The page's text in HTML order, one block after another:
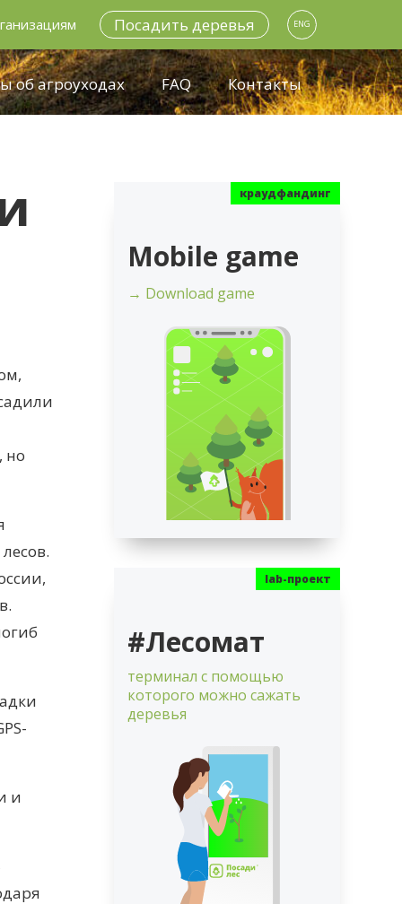
Посадить деревья ENG
об агроуходах FAQ Контакты
но
и
Mobile game
→ Download game
#Лесомат
терминал с помощью
которого можно сажать
деревья